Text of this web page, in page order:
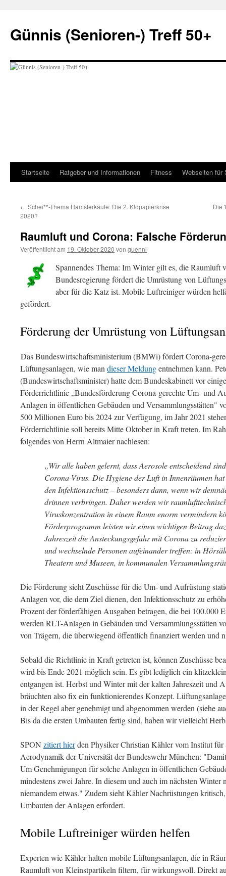
springen
Günnis (Senioren-) Treff 50+
Startseite Ratgeber und Informationen Fitness Webseiten für
← Schei**-Thema Hamsterkäufe: Die 2. Klopapierkrise
2020?
Die
Raumluft und Corona: Falsche
Veröffentlicht am 19. Oktober 2020 von guenni
Spannendes Thema: Im Winter gilt es, die
Bundesregierung fördert die Umrüstung von
aber für die Katz ist. Mobile Luftreiniger würden
gefördert.
Förderung der Umrüstung von
Das Bundeswirtschaftsministerium (BMWi) fördert Corona-
Lüftungsanlagen, wie man dieser Meldungentnehmen kann.
(Bundeswirtschaftsminister) hatte dem Bundeskabinett vor
Förderrichtlinie „Bundesförderung Corona-gerechte Um- und
Anlagen in öffentlichen Gebäuden und Versammlungsstätten"
500 Millionen Euro bis 2024 zur Verfügung, im Jahr 2021
Förderrichtlinie soll bereits Mitte Oktober in Kraft treten. Im
folgendes von Herrn Altmaier nachlesen:
„Wir alle haben gelernt, dass Aerosole entscheidend
Corona-Virus. Die Hygiene der Luft in Innenräumen
den Infektionsschutz – besonders dann, wenn wir
drinnen verbringen. Daher werden wir
Viruskonzentration in einem Raum enorm vermindern
Förderprogramm leisten wir einen wichtigen Beitrag
Jahreszeit die Ansteckungsgefahr mit Corona zu
und wechselnde Personen aufeinander treffen: in
Theatern und Museen, in kommunalen
Die Förderung sieht Zuschüsse für die Um- und Aufrüstung
Anlagen vor, die dem Ziel dienen, den Infektionsschutz zu
Prozent der förderfähigen Ausgaben betragen, die bei 100.000
werden RLT-Anlagen in Gebäuden und Versammlungsstätten
von Trägern, die überwiegend öffentlich finanziert werden und
Sobald die Richtlinie in Kraft getreten ist, können Zuschüsse
wird bis Ende 2021 möglich sein. Es gibt lediglich ein
entgangen ist. Herbst und Winter mit der kalten Jahreszeit und
bräuchten also fix ein funktionierendes Konzept.
in der Regel aber genehmigt und abgenommen werden (siehe
Bis da die ersten Umbauten fertig sind, haben wir vielleicht
SPON zitiert hierden Physiker Christian Kähler vom Institut für
Aerodynamik der Universität der Bundeswehr München:
Um Genehmigungen für solche Anlagen in öffentlichen
mindestens zwei Jahre. In diesem und auch im nächsten Winter
niemandem etwas." Zudem sieht Kähler Nachrüstungen
Umbauten der Anlagen erfordert.
Mobile Luftreiniger würden helfen
Experten wie Kähler halten mobile Lüftungsanlagen, die in
Raumluft von Kleinstpartikeln filtern, für wirkungsvoll. Direkt